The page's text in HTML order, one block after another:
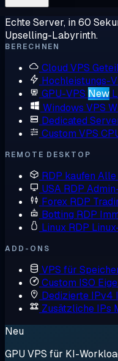
Echte Server, in 60
Upselling-Labyrinth.
BERECHNEN
Cloud VPS
Hochleistungs-
GPU-VPS New
Windows VPS
Dedicated
Custom VPS
REMOTE DESKTOP
RDP kaufen Alle
USA RDP
Forex RDP
Botting RDP
Linux RDP
ADD-ONS
VPS für
Custom ISO
Dedizierte IPv4
Zusätzliche IPs
Neu
GPU VPS für KI-